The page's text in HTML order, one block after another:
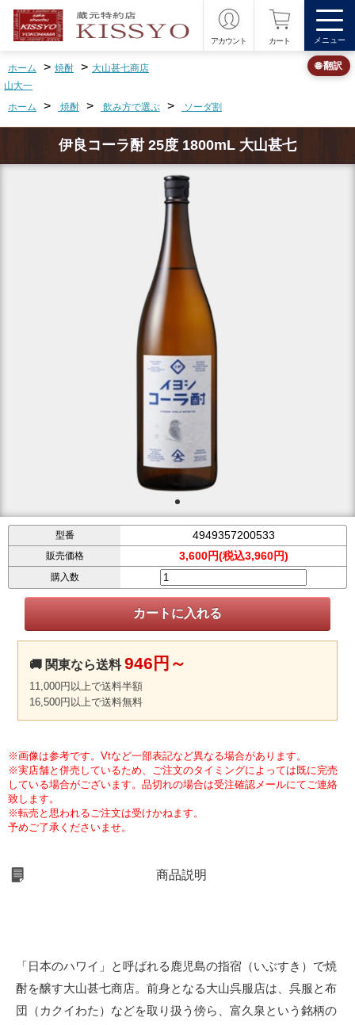
アカウント カート メニュー
ホーム > 焼酎 > 大山甚七商店
山大一
ホーム
> 焼酎 > 飲み方で選ぶ > ソーダ割
伊良コーラ酎 25度 1800mL 大山甚七
型番 4949357200533
販売価格 3,600円(税込3,960円)
購入数
🚚 関東なら送料946円～
11,000円以上で送料半額
16,500円以上で送料無料
※画像は参考です。Vtなど一部表記など異なる場合があります。
※実店舗と併売しているため、ご注文のタイミングによっては既に完売
している場合がございます。品切れの場合は受注確認メールにてご連絡
致します。
※転売と思われるご注文は受けかねます。
予めご了承くださいませ。
商品説明
「日本のハワイ」と呼ばれる鹿児島の指宿（いぶすき）で焼
酎を醸す大山甚七商店。前身となる大山呉服店は、呉服と布
団（カクイわた）などを取り扱う傍ら、富久泉という銘柄の
🌐 翻訳